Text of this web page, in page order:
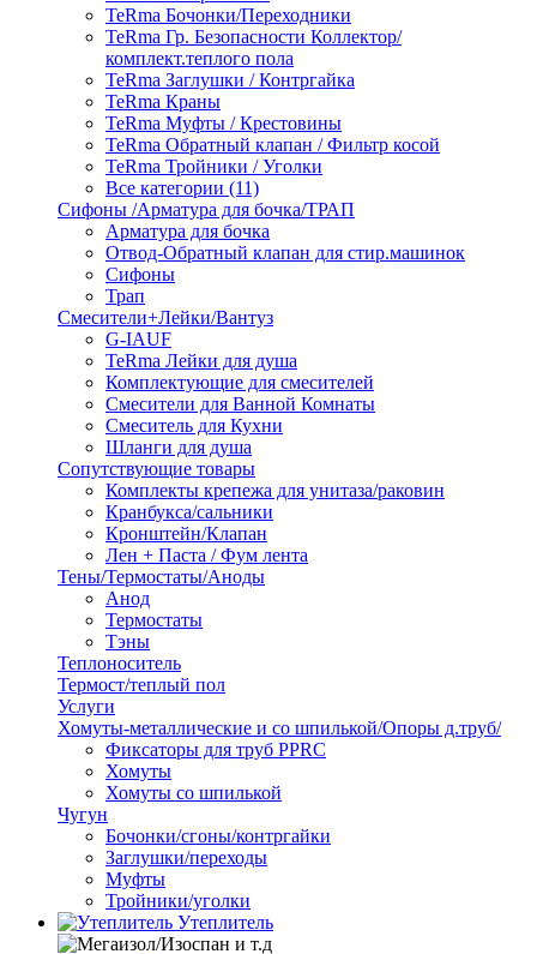
TeRma Бочонки/Переходники
TeRma Гр. Безопасности Коллектор/
комплект.теплого пола
TeRma Заглушки / Контргайка
TeRma Краны
TeRma Муфты / Крестовины
TeRma Обратный клапан / Фильтр косой
TeRma Тройники / Уголки
Все категории (11)
Сифоны /Арматура для бочка/ТРАП
Арматура для бочка
Отвод-Обратный клапан для стир.машинок
Сифоны
Трап
Смесители+Лейки/Вантуз
G-IAUF
TeRma Лейки для душа
Комплектующие для смесителей
Смесители для Ванной Комнаты
Смеситель для Кухни
Шланги для душа
Сопутствующие товары
Комплекты крепежа для унитаза/раковин
Кранбукса/сальники
Кронштейн/Клапан
Лен + Паста / Фум лента
Тены/Термостаты/Аноды
Анод
Термостаты
Тэны
Теплоноситель
Термост/теплый пол
Услуги
Хомуты-металлические и со шпилькой/Опоры д.труб/
Фиксаторы для труб PPRC
Хомуты
Хомуты со шпилькой
Чугун
Бочонки/сгоны/контргайки
Заглушки/переходы
Муфты
Тройники/уголки
Утеплитель